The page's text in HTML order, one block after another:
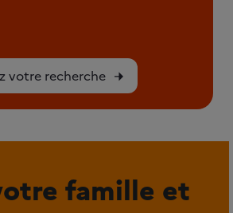
votre recherche
famille et